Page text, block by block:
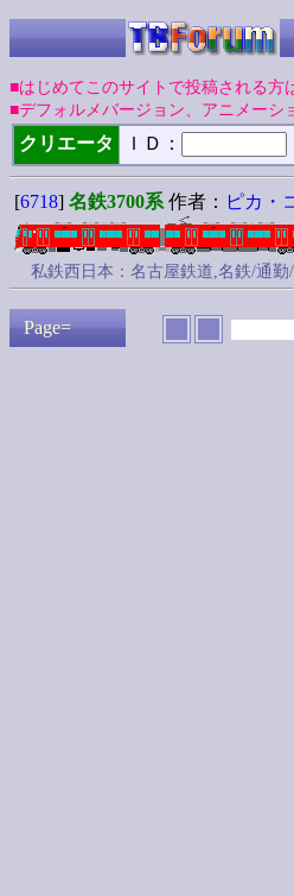
■はじめてこのサイトで投稿される方
■デフォルメバージョン、アニメーシ
クリエータ ＩＤ：
[6718] 名鉄3700系 作者： ピカ・
私鉄西日本：名古屋鉄道,名鉄/通
Page=